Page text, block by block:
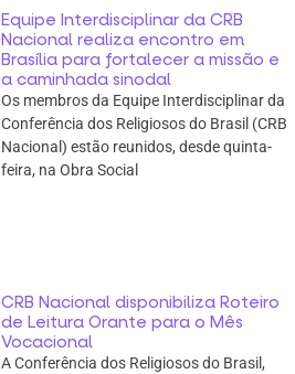
Equipe Interdisciplinar da CRB
Nacional realiza encontro em
Brasília para fortalecer a missão e
a caminhada sinodal
Os membros da Equipe Interdisciplinar da
Conferência dos Religiosos do Brasil (CRB
Nacional) estão reunidos, desde quinta-
feira, na Obra Social
CRB Nacional disponibiliza Roteiro
de Leitura Orante para o Mês
Vocacional
A Conferência dos Religiosos do Brasil,